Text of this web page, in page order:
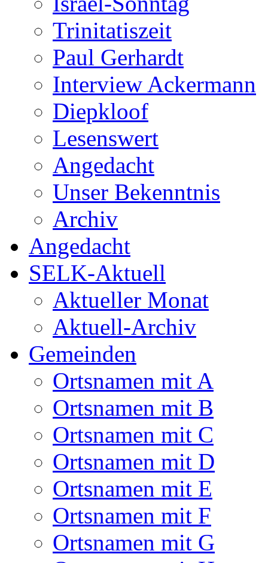
Trinitatiszeit
Paul Gerhardt
Interview Ackermann
Diepkloof
Lesenswert
Angedacht
Unser Bekenntnis
Archiv
Angedacht
SELK-Aktuell
Aktueller Monat
Aktuell-Archiv
Gemeinden
Ortsnamen mit A
Ortsnamen mit B
Ortsnamen mit C
Ortsnamen mit D
Ortsnamen mit E
Ortsnamen mit F
Ortsnamen mit G